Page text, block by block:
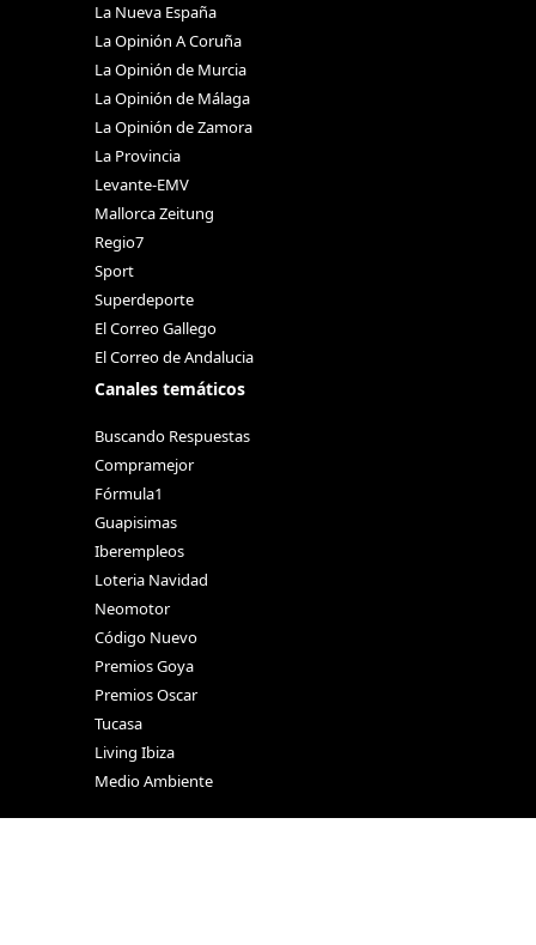
La Nueva España
La Opinión A Coruña
La Opinión de Murcia
La Opinión de Málaga
La Opinión de Zamora
La Provincia
Levante-EMV
Mallorca Zeitung
Regio7
Sport
Superdeporte
El Correo Gallego
El Correo de Andalucia
Canales temáticos
Buscando Respuestas
Compramejor
Fórmula1
Guapisimas
Iberempleos
Loteria Navidad
Neomotor
Código Nuevo
Premios Goya
Premios Oscar
Tucasa
Living Ibiza
Medio Ambiente